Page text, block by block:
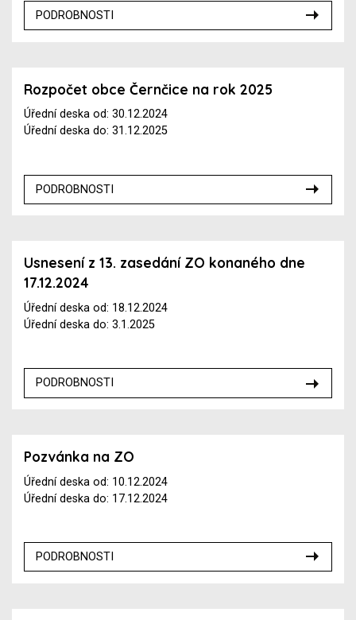
PODROBNOSTI
Rozpočet obce Černčice na rok 2025
Úřední deska od: 30.12.2024
Úřední deska do: 31.12.2025
PODROBNOSTI
Usnesení z 13. zasedání ZO konaného dne
17.12.2024
Úřední deska od: 18.12.2024
Úřední deska do: 3.1.2025
PODROBNOSTI
Pozvánka na ZO
Úřední deska od: 10.12.2024
Úřední deska do: 17.12.2024
PODROBNOSTI